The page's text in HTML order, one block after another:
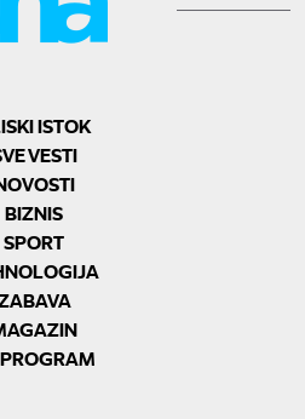
ISTOK
VESTI
BIZNIS
SPORT